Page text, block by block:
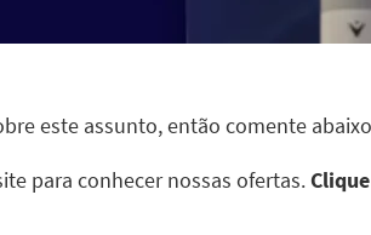
este assunto, então comente
para conhecer nossas ofertas.